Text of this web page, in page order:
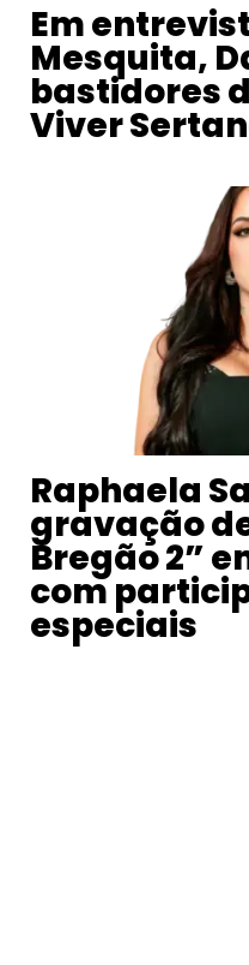
Em
Mesquita,
bastidores
Viver
Raphaela
gravação
Bregão 2”
com
especiais